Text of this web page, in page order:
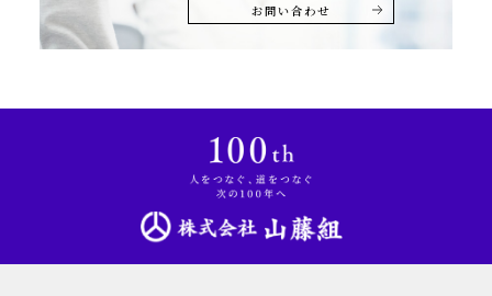
お問い合わせ